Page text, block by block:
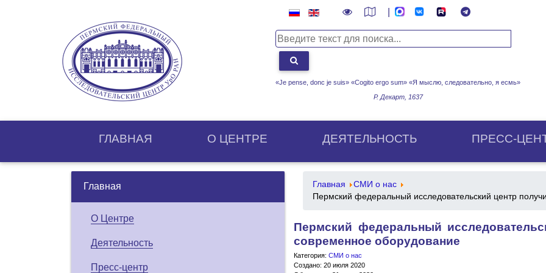
«Je pense, donc je suis» «Cogito ergo sum» «Я мыслю, следовательно, я есмь»
Р. Декарт, 1637
ГЛАВНАЯ О ЦЕНТРE ДЕЯТЕЛЬНОСТЬ ПРЕСС-
Главная
О Центре
Деятельность
Пресс-центр
Главная
СМИ о нас
Пермский федеральный исследовательский центр
Пермский федеральный
современное оборудование
Категория: СМИ о нас
Создано: 20 июля 2020